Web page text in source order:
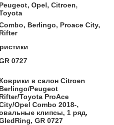
Peugeot, Opel, Citroen,
Berlingo, Proace City,
Rifter
0727
Коврики в салон Citroen
Berlingo/Peugeot
Rifter/Toyota ProAce
Opel Combo 2018-,
клипсы, 1 ряд,
GR 0727